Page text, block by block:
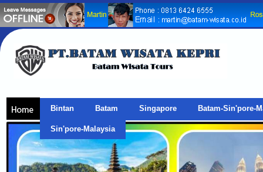
Bintan Batam Singapore Batam-Sin'pore-
Sin'pore-Malaysia